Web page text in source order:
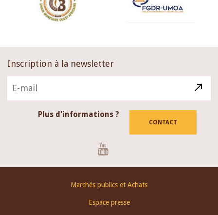
Inscription à la newsletter
Plus d'informations ?
CONTACT
Marchés publics et Achats
Espace presse